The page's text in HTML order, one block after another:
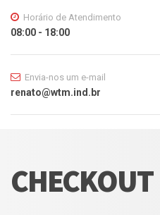
Horário de Atendimento
08:00 - 18:00
Envia-nos um e-mail
renato@wtm.ind.br
CHECKOUT